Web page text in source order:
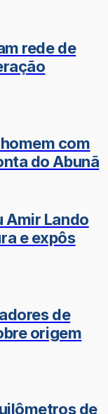
rede de
com
do Abunã
Amir Lando
e expôs
de
origem
de